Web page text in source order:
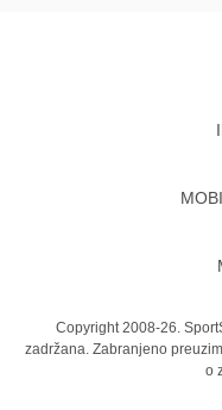
Copyright 2008-26.
zadržana. Zabranjeno
o